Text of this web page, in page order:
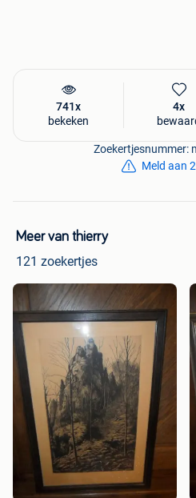
741x
bekeken
4x
Zoekertjesnummer:
Meld aan
Meer van thierry
121 zoekertjes